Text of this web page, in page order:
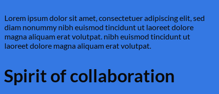
Lorem ipsum dolor sit amet, consectetuer adipiscing elit, sed
diam nonummy nibh euismod tincidunt ut laoreet dolore
magna aliquam erat volutpat. nibh euismod tincidunt ut
laoreet dolore magna aliquam erat volutpat.
Spirit of collaboration